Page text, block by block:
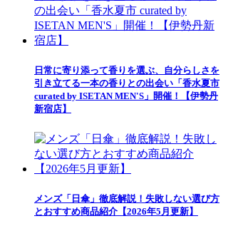
日常に寄り添って香りを選ぶ、自分らしさを
引き立てる一本の香りとの出会い「香水夏市
curated by ISETAN MEN'S」開催！【伊勢丹
新宿店】
メンズ「日傘」徹底解説！失敗しない選び方
とおすすめ商品紹介【2026年5月更新】